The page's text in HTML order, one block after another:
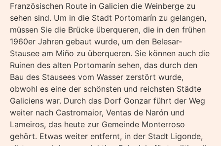
Französischen Route in Galicien die Weinberge zu
sehen sind. Um in die Stadt Portomarín zu gelangen,
müssen Sie die Brücke überqueren, die in den frühen
1960er Jahren gebaut wurde, um den Belesar-
Stausee am Miño zu überqueren. Sie können auch die
Ruinen des alten Portomarín sehen, das durch den
Bau des Stausees vom Wasser zerstört wurde,
obwohl es eine der schönsten und reichsten Städte
Galiciens war. Durch das Dorf Gonzar führt der Weg
weiter nach Castromaior, Ventas de Narón und
Lameiros, das heute zur Gemeinde Monterroso
gehört. Etwas weiter entfernt, in der Stadt Ligonde,